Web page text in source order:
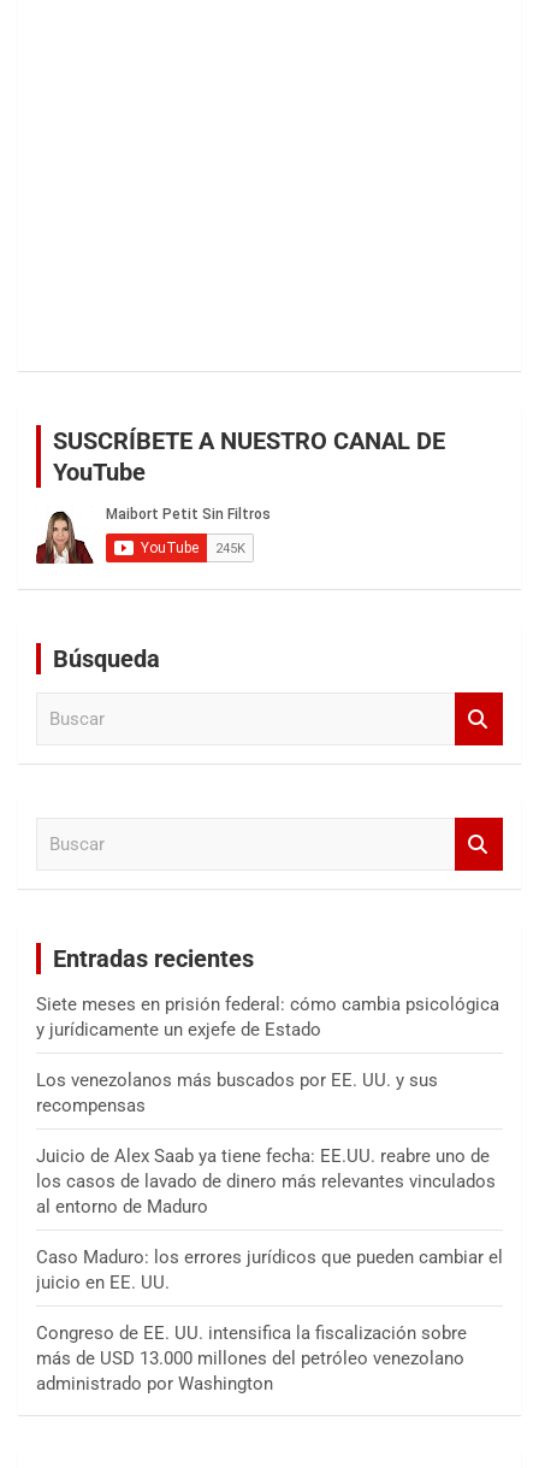
SUSCRÍBETE A NUESTRO CANAL DE
YouTube
Búsqueda
Entradas recientes
Siete meses en prisión federal: cómo cambia psicológica
y jurídicamente un exjefe de Estado
Los venezolanos más buscados por EE. UU. y sus
recompensas
Juicio de Alex Saab ya tiene fecha: EE.UU. reabre uno de
los casos de lavado de dinero más relevantes vinculados
al entorno de Maduro
Caso Maduro: los errores jurídicos que pueden cambiar el
juicio en EE. UU.
Congreso de EE. UU. intensifica la fiscalización sobre
más de USD 13.000 millones del petróleo venezolano
administrado por Washington